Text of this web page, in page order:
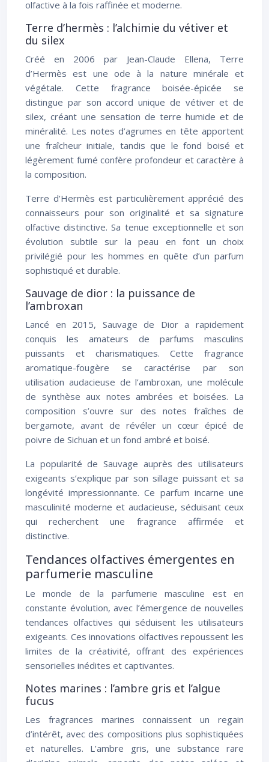
olfactive à la fois raffinée et moderne.
Terre d’hermès : l’alchimie du vétiver et
du silex
Créé en 2006 par Jean-Claude Ellena, Terre
d’Hermès est une ode à la nature minérale et
végétale. Cette fragrance boisée-épicée se
distingue par son accord unique de vétiver et de
silex, créant une sensation de terre humide et de
minéralité. Les notes d’agrumes en tête apportent
une fraîcheur initiale, tandis que le fond boisé et
légèrement fumé confère profondeur et caractère à
la composition.
Terre d’Hermès est particulièrement apprécié des
connaisseurs pour son originalité et sa signature
olfactive distinctive. Sa tenue exceptionnelle et son
évolution subtile sur la peau en font un choix
privilégié pour les hommes en quête d’un parfum
sophistiqué et durable.
Sauvage de dior : la puissance de
l’ambroxan
Lancé en 2015, Sauvage de Dior a rapidement
conquis les amateurs de parfums masculins
puissants et charismatiques. Cette fragrance
aromatique-fougère se caractérise par son
utilisation audacieuse de l’ambroxan, une molécule
de synthèse aux notes ambrées et boisées. La
composition s’ouvre sur des notes fraîches de
bergamote, avant de révéler un cœur épicé de
poivre de Sichuan et un fond ambré et boisé.
La popularité de Sauvage auprès des utilisateurs
exigeants s’explique par son sillage puissant et sa
longévité impressionnante. Ce parfum incarne une
masculinité moderne et audacieuse, séduisant ceux
qui recherchent une fragrance affirmée et
distinctive.
Tendances olfactives émergentes en
parfumerie masculine
Le monde de la parfumerie masculine est en
constante évolution, avec l’émergence de nouvelles
tendances olfactives qui séduisent les utilisateurs
exigeants. Ces innovations olfactives repoussent les
limites de la créativité, offrant des expériences
sensorielles inédites et captivantes.
Notes marines : l’ambre gris et l’algue
fucus
Les fragrances marines connaissent un regain
d’intérêt, avec des compositions plus sophistiquées
et naturelles. L’ambre gris, une substance rare